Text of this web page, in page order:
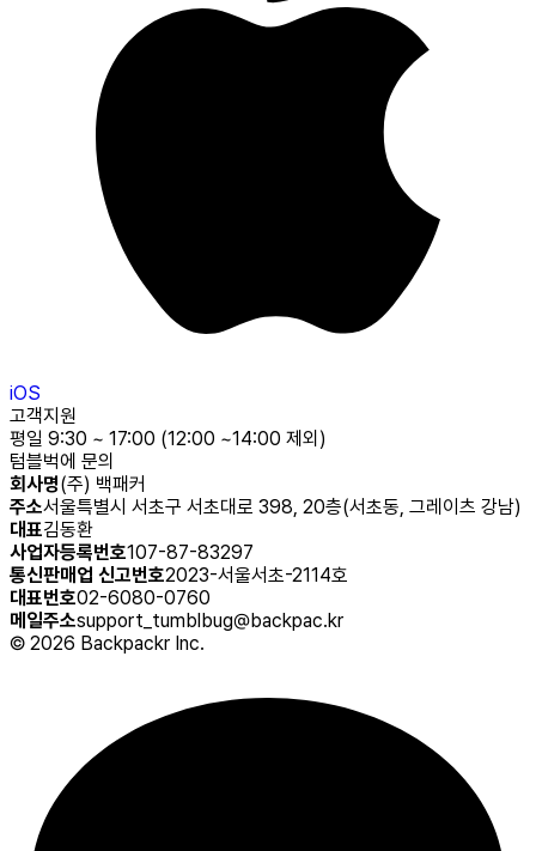
iOS
고객지원
평일 9:30 ~ 17:00 (12:00 ~14:00 제외)
텀블벅에 문의
회사명(주) 백패커
주소서울특별시 서초구 서초대로 398, 20층(서초동, 그레이츠 강남)
대표김동환
사업자등록번호107-87-83297
통신판매업 신고번호2023-서울서초-2114호
대표번호02-6080-0760
메일주소support_tumblbug@backpac.kr
© 2026 Backpackr Inc.